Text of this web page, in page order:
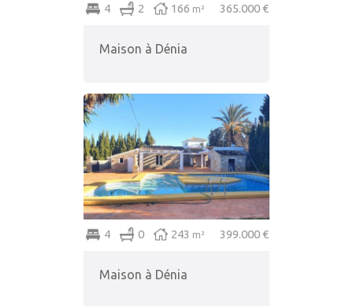
4 2 166 m² 365.000 €
Maison à Dénia
4 0 243 m² 399.000 €
Maison à Dénia